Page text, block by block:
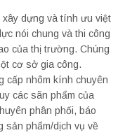
dựng và tính ưu việt
nói chung và thi công
của thị trường. Chúng
cơ sở gia công.
cấp nhôm kính chuyên
các sãn phẩm của
phân phối, báo
sản phẩm/dịch vụ về